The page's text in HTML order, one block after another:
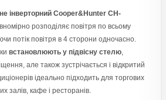
інверторний Cooper&Hunter CH-
розподіляє повітря по всьому
потік повітря в 4 сторони одночасно.
встановлюють у підвісну стелю,
але також зустрічається і відкритий
ідеально підходить для торгових
залів, кафе і ресторанів.